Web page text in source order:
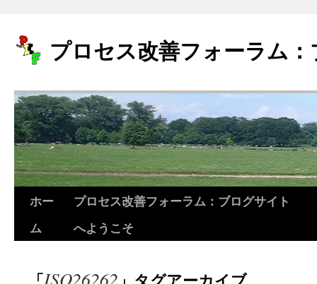
プロセス改善フォーラム
ホー
ム
プロセス改善フォーラム：ブログサイト
へようこそ
ISO26262